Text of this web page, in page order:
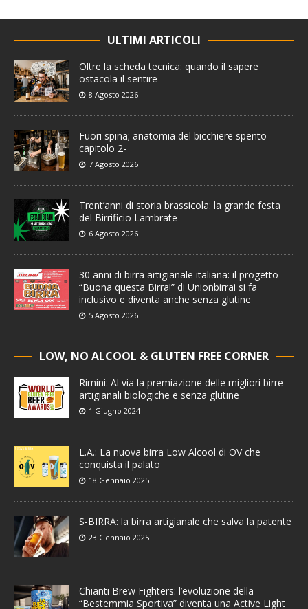
ULTIMI ARTICOLI
Oltre la scheda tecnica: quando il sapere
ostacola il sentire
8 Agosto 2026
Fuori spina; anatomia del bicchiere spento -
capitolo 2-
7 Agosto 2026
Trent’anni di storia brassicola: la grande festa
del Birrificio Lambrate
6 Agosto 2026
30 anni di birra artigianale italiana: il progetto
“Buona questa Birra!” di Unionbirrai si fa
inclusivo e diventa anche senza glutine
5 Agosto 2026
LOW, NO ALCOOL & GLUTEN FREE CORNER
Rimini: Al via la premiazione delle migliori birre
artigianali biologiche e senza glutine
1 Giugno 2024
L.A.: La nuova birra Low Alcool di OV che
conquista il palato
18 Gennaio 2025
S-BIRRA: la birra artigianale che salva la patente
23 Gennaio 2025
Chianti Brew Fighters: l’evoluzione della
“Bestemmia Sportiva” diventa una Active Light